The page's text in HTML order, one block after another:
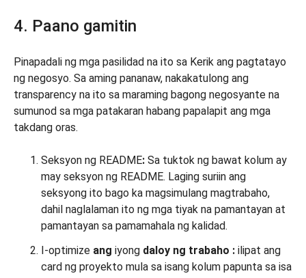
4. Paano gamitin
Pinapadali ng mga pasilidad na ito sa Kerik ang pagtatayo
ng negosyo. Sa aming pananaw, nakakatulong ang
transparency na ito sa maraming bagong negosyante na
sumunod sa mga patakaran habang papalapit ang mga
takdang oras.
Seksyon ng README: Sa tuktok ng bawat kolum ay
may seksyon ng README. Laging suriin ang
seksyong ito bago ka magsimulang magtrabaho,
dahil naglalaman ito ng mga tiyak na pamantayan at
pamantayan sa pamamahala ng kalidad.
I-optimize ang iyong daloy ng trabaho : ilipat ang
card ng proyekto mula sa isang kolum papunta sa isa